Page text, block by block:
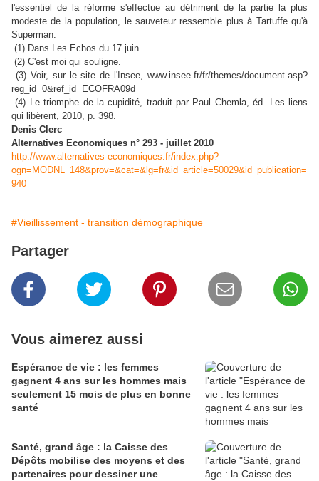
l'essentiel de la réforme s'effectue au détriment de la partie la plus
modeste de la population, le sauveteur ressemble plus à Tartuffe qu'à
Superman.
(1) Dans Les Echos du 17 juin.
(2) C'est moi qui souligne.
(3) Voir, sur le site de l'Insee, www.insee.fr/fr/themes/document.asp?
reg_id=0&ref_id=ECOFRA09d
(4) Le triomphe de la cupidité, traduit par Paul Chemla, éd. Les liens
qui libèrent, 2010, p. 398.
Denis Clerc
Alternatives Economiques n° 293 - juillet 2010
http://www.alternatives-economiques.fr/index.php?
ogn=MODNL_148&prov=&cat=&lg=fr&id_article=50029&id_publication=
940
#Vieillissement - transition démographique
Partager
Vous aimerez aussi
Espérance de vie : les femmes
gagnent 4 ans sur les hommes mais
seulement 15 mois de plus en bonne
santé
Santé, grand âge : la Caisse des
Dépôts mobilise des moyens et des
partenaires pour dessiner une